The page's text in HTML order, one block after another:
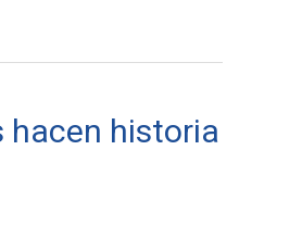
hacen historia